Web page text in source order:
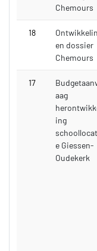
Chemours
18
en dossier
Chemours
17
aag
ing
e Giessen-
Oudekerk